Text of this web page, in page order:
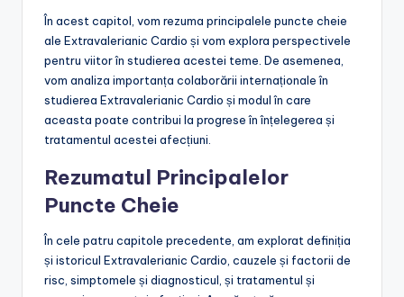
În acest capitol, vom rezuma principalele puncte cheie
ale Extravalerianic Cardio și vom explora perspectivele
pentru viitor în studierea acestei teme. De asemenea,
vom analiza importanța colaborării internaționale în
studierea Extravalerianic Cardio și modul în care
aceasta poate contribui la progrese în înțelegerea și
tratamentul acestei afecțiuni.
Rezumatul Principalelor
Puncte Cheie
În cele patru capitole precedente, am explorat definiția
și istoricul Extravalerianic Cardio, cauzele și factorii de
risc, simptomele și diagnosticul, și tratamentul și